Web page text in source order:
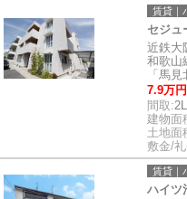
賃貸｜
セジュ
近鉄大
和歌山
「馬
7.9万円
間取:
建物面
土地面
敷金/
賃貸｜
ハイツ